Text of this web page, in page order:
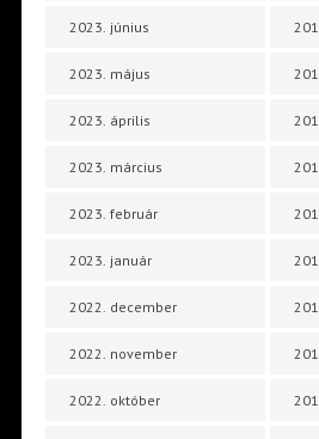
2023. június
2023. május
2023. április
2023. március
2023. február
2023. január
2022. december
2022. november
2022. október